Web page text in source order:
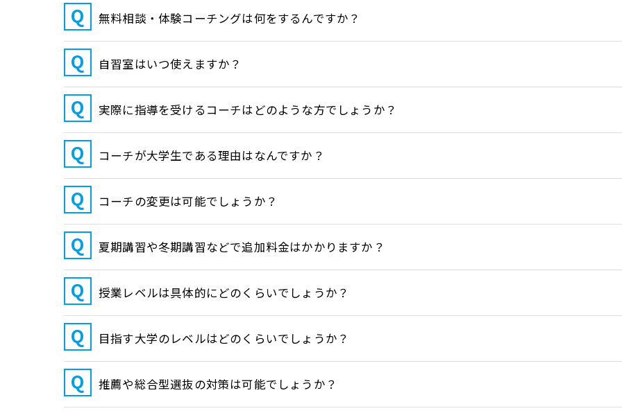
無料相談・体験コーチングは何をするんですか？
自習室はいつ使えますか？
実際に指導を受けるコーチはどのような方でしょうか？
コーチが大学生である理由はなんですか？
コーチの変更は可能でしょうか？
夏期講習や冬期講習などで追加料金はかかりますか？
授業レベルは具体的にどのくらいでしょうか？
目指す大学のレベルはどのくらいでしょうか？
推薦や総合型選抜の対策は可能でしょうか？